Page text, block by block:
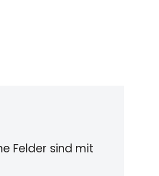
Felder sind mit